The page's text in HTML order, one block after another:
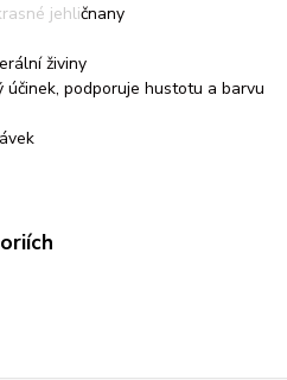
jehličnany
živiny
účinek, podporuje hustotu a barvu